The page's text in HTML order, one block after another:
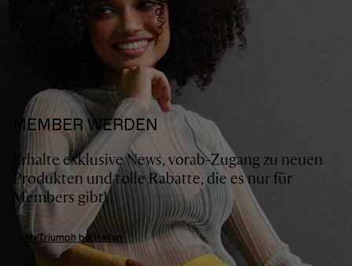
MEMBER WERDEN
Erhalte exklusive News, vorab-Zugang zu neuen
Produkten und tolle Rabatte, die es nur für
Members gibt!
MyTriumph beitreten